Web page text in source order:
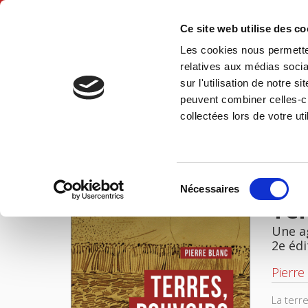
Ce site web utilise des
Les cookies nous
relatives aux médias
sur l'utilisation de notre
peuvent combiner celles-
collectées lors de votre
Nécessaires
Accueil Terres, pouvoirs et conflits
Une
2e
La